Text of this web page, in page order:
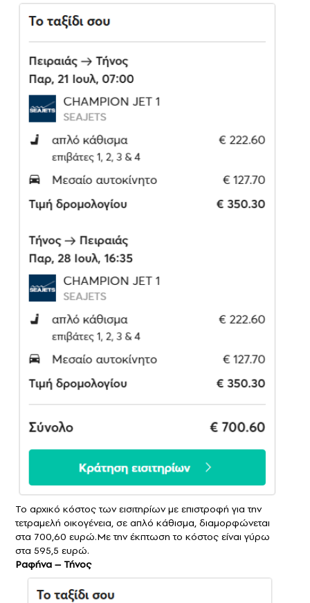
Το αρχικό κόστος των εισιτηρίων με επιστροφή για την
τετραμελή οικογένεια, σε απλό κάθισμα, διαμορφώνεται
στα 700,60 ευρώ.Με την έκπτωση το κόστος είναι γύρω
στα 595,5 ευρώ.
Ραφήνα – Τήνος